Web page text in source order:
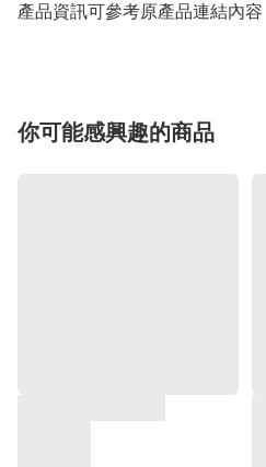
產品資訊可參考原產品連結內容
你可能感興趣的商品